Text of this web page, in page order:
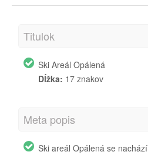
Titulok
Ski Areál Opálená
Dĺžka: 17 znakov
Meta popis
Ski areál Opálená se